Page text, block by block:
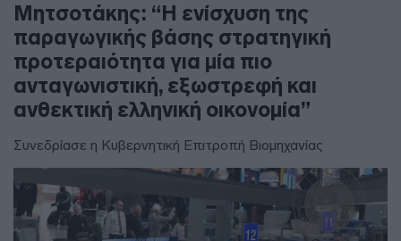
Μητσοτάκης: “Η ενίσχυση της
παραγωγικής βάσης στρατηγική
προτεραιότητα για μία πιο
ανταγωνιστική, εξωστρεφή και
ανθεκτική ελληνική οικονομία”
Συνεδρίασε η Κυβερνητική Επιτροπή Βιομηχανίας